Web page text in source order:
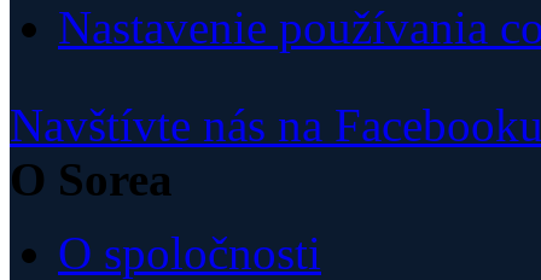
Nastavenie používania
Navštívte nás na
O Sorea
O spoločnosti